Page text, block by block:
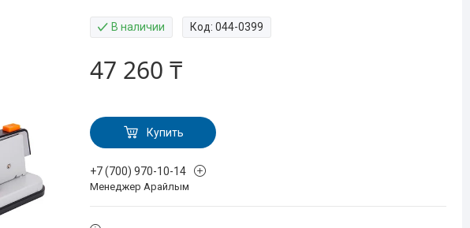
В наличии Код:044-0399
47 260 ₸
Купить
+7 (700) 970-10-14
Менеджер Арайлым